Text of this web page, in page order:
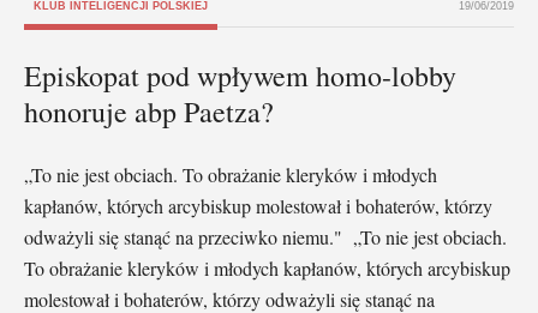
KLUB INTELIGENCJI POLSKIEJ 19/06/2019
Episkopat pod wpływem homo-lobby
honoruje abp Paetza?
„To nie jest obciach. To obrażanie kleryków i młodych
kapłanów, których arcybiskup molestował i bohaterów, którzy
odważyli się stanąć na przeciwko niemu." „To nie jest obciach.
To obrażanie kleryków i młodych kapłanów, których arcybiskup
molestował i bohaterów, którzy odważyli się stanąć na